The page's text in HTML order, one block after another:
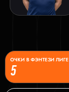
5
ОЧКИ В ФЭНТЕЗИ ЛИГЕ